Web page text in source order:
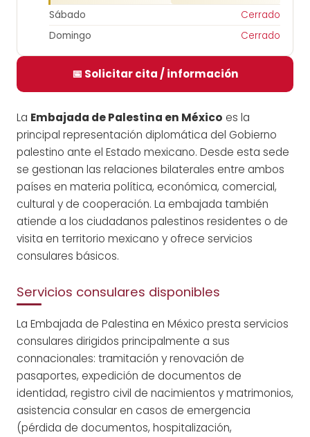
La Embajada de Palestina en México es la
principal representación diplomática del Gobierno
palestino ante el Estado mexicano. Desde esta sede
se gestionan las relaciones bilaterales entre ambos
países en materia política, económica, comercial,
cultural y de cooperación. La embajada también
atiende a los ciudadanos palestinos residentes o de
visita en territorio mexicano y ofrece servicios
consulares básicos.
Servicios consulares disponibles
La Embajada de Palestina en México presta servicios
consulares dirigidos principalmente a sus
connacionales: tramitación y renovación de
pasaportes, expedición de documentos de
identidad, registro civil de nacimientos y matrimonios,
asistencia consular en casos de emergencia
(pérdida de documentos, hospitalización,
Sábado
Cerrado
Domingo
Cerrado
📅 Solicitar cita / información